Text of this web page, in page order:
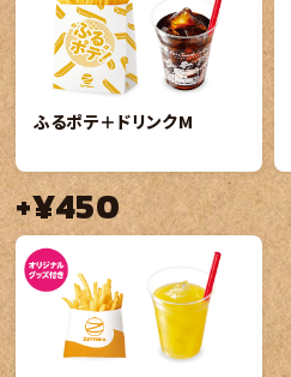
ふるポテ＋ドリンクM
+¥450